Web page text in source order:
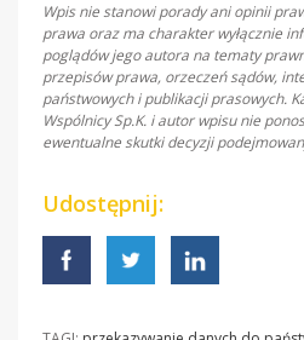
Wpis nie stanowi porady ani opinii
prawa oraz ma charakter wyłącznie
poglądów jego autora na tematy
przepisów prawa, orzeczeń sądów,
państwowych i publikacji prasowych.
Wspólnicy Sp.K. i autor wpisu nie
ewentualne skutki decyzji
Udostępnij: